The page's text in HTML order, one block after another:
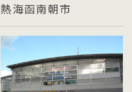
熱海函南朝市